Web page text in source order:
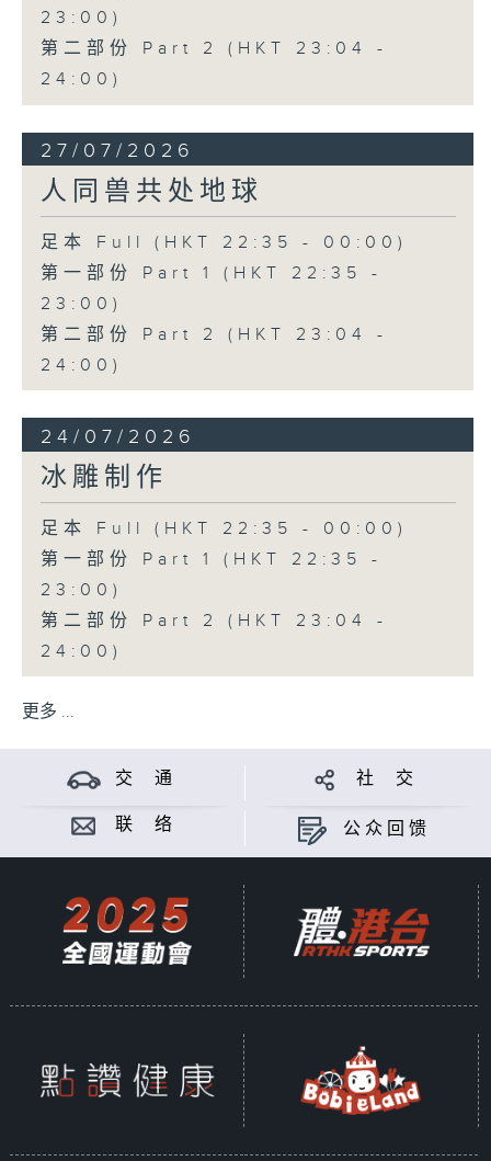
23:00)
第二部份 Part 2 (HKT 23:04 -
24:00)
27/07/2026
人同兽共处地球
足本 Full (HKT 22:35 - 00:00)
第一部份 Part 1 (HKT 22:35 -
23:00)
第二部份 Part 2 (HKT 23:04 -
24:00)
24/07/2026
冰雕制作
足本 Full (HKT 22:35 - 00:00)
第一部份 Part 1 (HKT 22:35 -
23:00)
第二部份 Part 2 (HKT 23:04 -
24:00)
更多 ...
交 通 社 交
联 络 公众回馈